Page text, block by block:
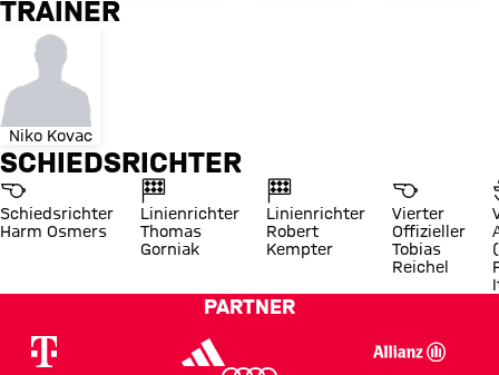
TRAINER
Niko Kovac
SCHIEDSRICHTER
Schiedsrichter
Harm Osmers
Linienrichter
Thomas
Gorniak
Linienrichter
Robert
Kempter
Vierter
Offizieller
Tobias
Reichel
PARTNER